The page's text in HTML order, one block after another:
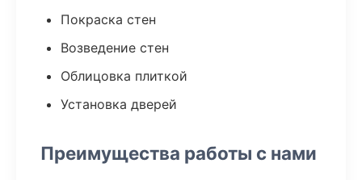
Покраска стен
Возведение стен
Облицовка плиткой
Установка дверей
Преимущества работы с нами